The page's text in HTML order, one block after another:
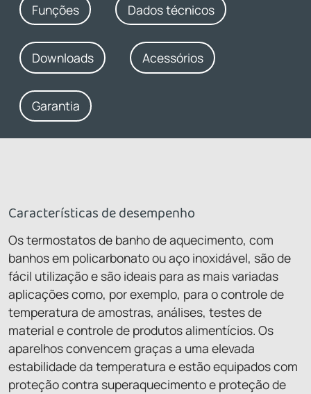
Funções Dados técnicos
Downloads Acessórios
Garantia
Características de desempenho
Os termostatos de banho de aquecimento, com
banhos em policarbonato ou aço inoxidável, são de
fácil utilização e são ideais para as mais variadas
aplicações como, por exemplo, para o controle de
temperatura de amostras, análises, testes de
material e controle de produtos alimentícios. Os
aparelhos convencem graças a uma elevada
estabilidade da temperatura e estão equipados com
proteção contra superaquecimento e proteção de